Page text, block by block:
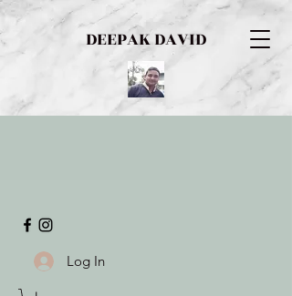
DEEPAK DAVID
Log In